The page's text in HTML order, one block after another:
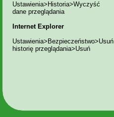
Ustawienia>Historia>Wyczyść
dane przeglądania
Internet Explorer
Ustawienia>Bezpieczeństwo>Usuń
historię przeglądania>Usuń